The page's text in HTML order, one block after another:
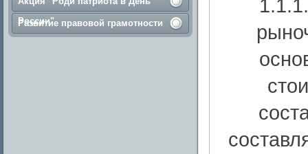
России"
Развитие правовой грамотности